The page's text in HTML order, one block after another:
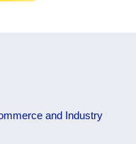
and Industry